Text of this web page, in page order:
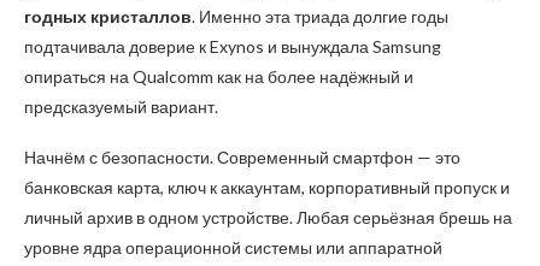
годных кристаллов. Именно эта триада долгие годы
подтачивала доверие к Exynos и вынуждала Samsung
опираться на Qualcomm как на более надёжный и
предсказуемый вариант.
Начнём с безопасности. Современный смартфон — это
банковская карта, ключ к аккаунтам, корпоративный пропуск и
личный архив в одном устройстве. Любая серьёзная брешь на
уровне ядра операционной системы или аппаратной